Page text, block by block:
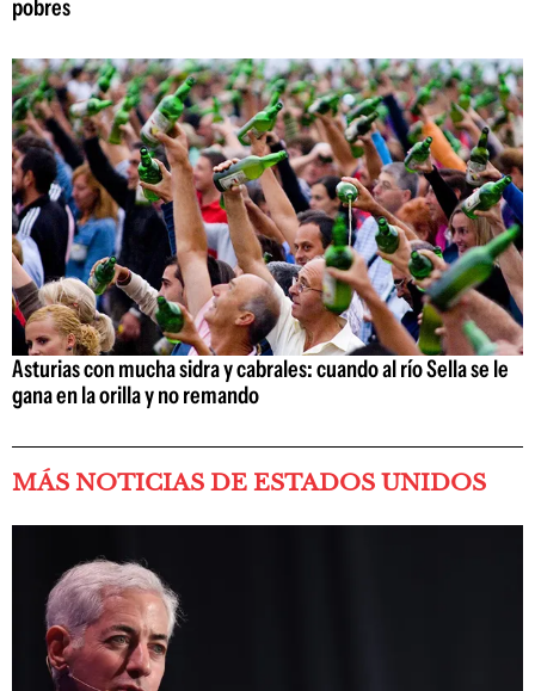
pobres
Asturias con mucha sidra y cabrales: cuando al río Sella se le
gana en la orilla y no remando
MÁS NOTICIAS DE ESTADOS UNIDOS